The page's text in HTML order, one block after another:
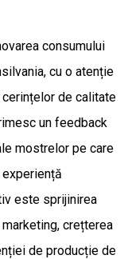
consumului
cu o atenție
de calitate
un feedback
mostrelor pe care
este sprijinirea
crețterea
de producție de